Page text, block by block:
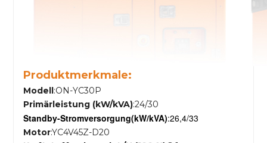
Produktmerkmale:
Modell:ON-YC30P
Primärleistung (kW/kVA):24/30
Standby-Stromversorgung(kW/kVA):26,4/33
Motor:YC4V45Z-D20